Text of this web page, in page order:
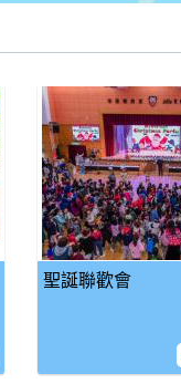
聖誕聯歡會